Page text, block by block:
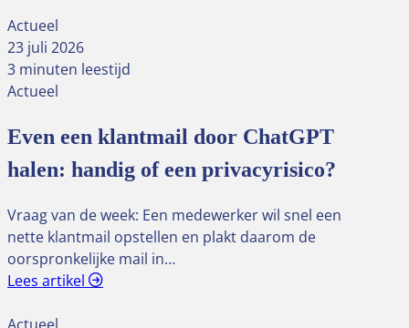
Actueel
23 juli 2026
3 minuten leestijd
Actueel
Even een klantmail door ChatGPT
halen: handig of een privacyrisico?
Vraag van de week: Een medewerker wil snel een
nette klantmail opstellen en plakt daarom de
oorspronkelijke mail in…
Lees artikel